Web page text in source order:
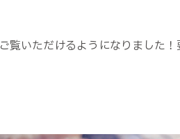
覧いただけるようになりました